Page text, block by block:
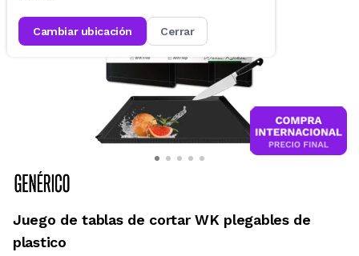
cambiar ubicación cerrar
Juego de tablas de cortar WK plegables de
plastico